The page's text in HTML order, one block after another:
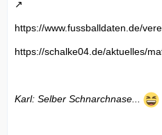
https://www.fussballdaten.de/
https://schalke04.de/aktuelles/
Karl: Selber Schnarchnase...